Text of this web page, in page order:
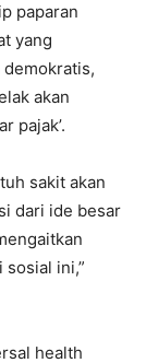
paparan
yang
demokratis,
akan
pajak’.
sakit akan
dari ide besar
sosial ini,”
health